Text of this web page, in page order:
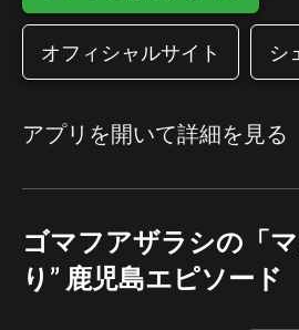
オフィシャルサイト シ
アプリを開いて詳細を見る
ゴマフアザラシの「
り” 鹿児島エピソード